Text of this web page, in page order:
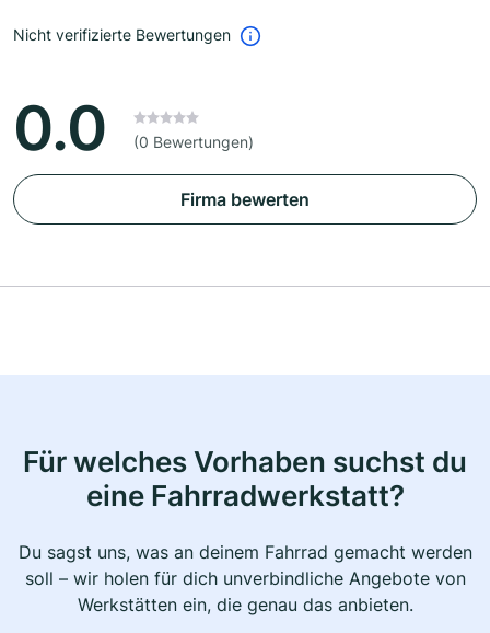
Nicht verifizierte Bewertungen
0.0 (0 Bewertungen)
Firma bewerten
Für welches Vorhaben suchst du
eine Fahrradwerkstatt?
Du sagst uns, was an deinem Fahrrad gemacht werden
soll – wir holen für dich unverbindliche Angebote von
Werkstätten ein, die genau das anbieten.